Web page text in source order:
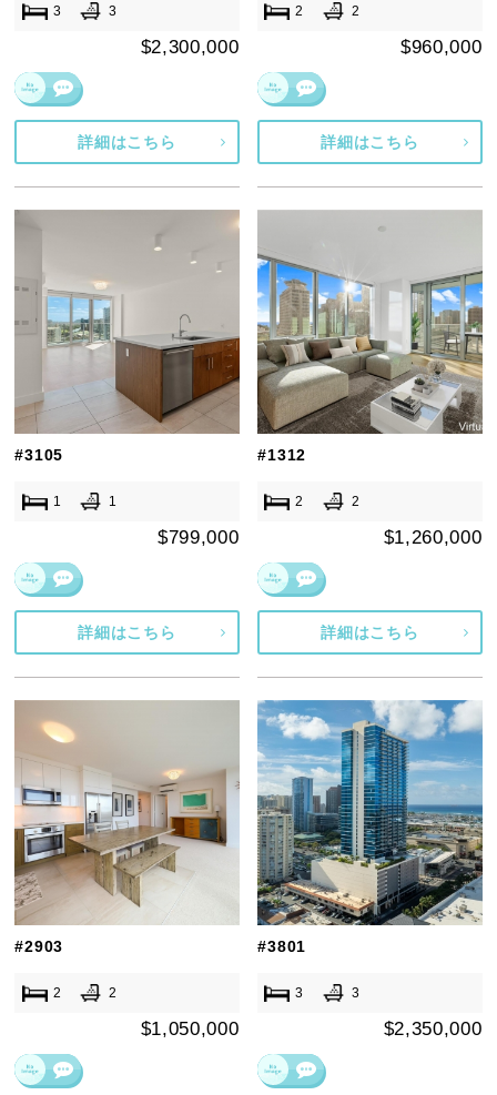
3 3
$2,300,000
詳細はこちら
2 2
$960,000
詳細はこちら
#3105
1 1
$799,000
詳細はこちら
#1312
2 2
$1,260,000
詳細はこちら
#2903
2 2
$1,050,000
#3801
3 3
$2,350,000